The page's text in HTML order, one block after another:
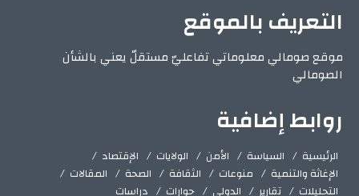
التعريف بالموقع
موقع صومالي معلوماتي تفاعليّ مستقلّ يعني بالشأن
الصومالي
روابط إضافية
الرئيسية السياسة الأمن الولايات
الإقتصاد
الإغاثة والتنمية
منوعات الثقافة الصحة
المقالات
التحليلات
تقارير الدولي حوارات دراسات